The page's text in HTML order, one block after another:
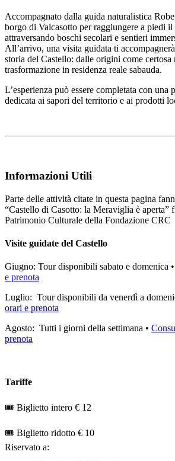
Accompagnato dalla guida naturalistica
borgo di Valcasotto per raggiungere a piedi
attraversando boschi secolari e sentieri
All’arrivo, una visita guidata ti
storia del Castello: dalle origini come certosa
trasformazione in residenza reale sabauda.
L’esperienza può essere completata con una
dedicata ai sapori del territorio e ai prodotti
Informazioni Utili
Parte delle attività citate in questa pagina
“Castello di Casotto: la Meraviglia è aperta”
Patrimonio Culturale della Fondazione CRC
Visite guidate del Castello
Giugno: Tour disponibili sabato e domenica •
e prenota
Luglio: Tour disponibili da venerdì a
orari e prenota
Agosto: Tutti i giorni della settimana •
prenota
Tariffe
🎟️ Biglietto intero € 12
🎟️ Biglietto ridotto € 10
Riservato a: